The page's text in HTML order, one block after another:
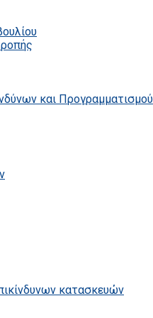
και Προγραμματισμού
κατασκευών